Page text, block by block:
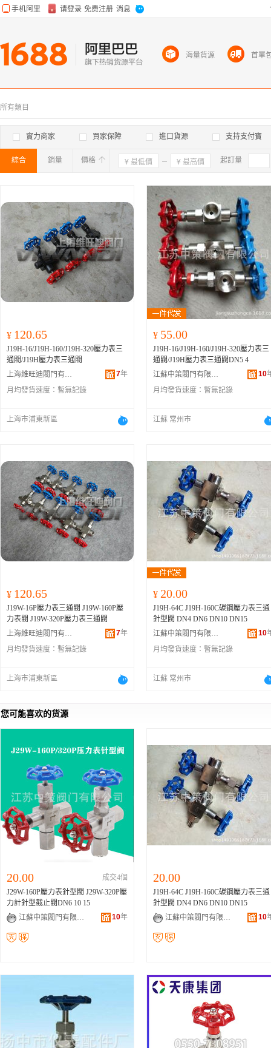
所有類目
實力商家 買家保障 進口貨源 支持支付寶
綜合 銷量 價格 確定 起訂量
¥ 120.65
J19H-16/J19H-160/J19H-320壓力表三
通閥/J19H壓力表三通閥
上海維旺迪閥門有限公司
7年
月均發貨速度： 暫無記錄
上海市浦東新區
¥ 55.00
J19H-16/J19H-160/J19H-320壓力表三
通閥/J19H壓力表三通閥DN5 4
江蘇中策閥門有限公司
10
月均發貨速度： 暫無記錄
江蘇 常州市
¥ 120.65
J19W-16P壓力表三通閥 J19W-160P壓
力表閥 J19W-320P壓力表三通閥
上海維旺迪閥門有限公司
7年
月均發貨速度： 暫無記錄
上海市浦東新區
¥ 20.00
J19H-64C J19H-160C碳鋼壓力表三通
針型閥 DN4 DN6 DN10 DN15
江蘇中策閥門有限公司
10
月均發貨速度： 暫無記錄
江蘇 常州市
您可能喜欢的货源
20.00
成交4個
J29W-160P壓力表針型閥 J29W-320P壓
力計針型截止閥DN6 10 15
江蘇中策閥門有限公司
10年
20.00
J19H-64C J19H-160C碳鋼壓力表三通
針型閥 DN4 DN6 DN10 DN15
江蘇中策閥門有限公司
10
海量貨源 首單